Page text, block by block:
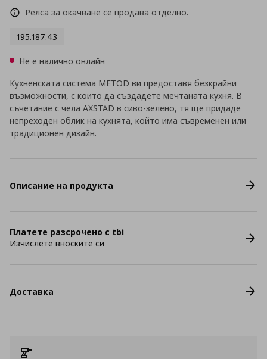
Релса за окачване се продава отделно.
195.187.43
Не е налично онлайн
Кухненската система METOD ви предоставя безкрайни
възможности, с които да създадете мечтаната кухня. В
съчетание с чела AXSTAD в сиво-зелено, тя ще придаде
непреходен облик на кухнята, който има съвременен или
традиционен дизайн.
Описание на продукта
Платете разсрочено с tbi
Изчислете вноските си
Доставка